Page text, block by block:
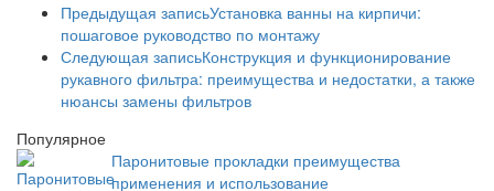
Предыдущая записьУстановка ванны на кирпичи:
пошаговое руководство по монтажу
Следующая записьКонструкция и функционирование
рукавного фильтра: преимущества и недостатки, а также
нюансы замены фильтров
Популярное
Паронитовые прокладки преимущества
применения и использование